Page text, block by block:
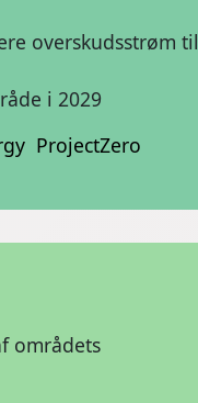
overskudsstrøm til
i 2029
ProjectZero
områdets